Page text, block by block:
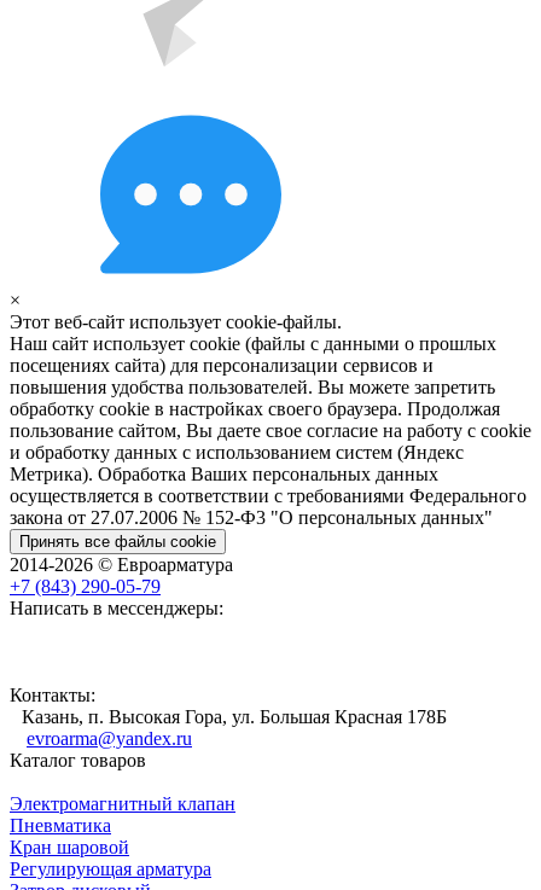
×
Этот веб-сайт использует cookie-файлы.
Наш сайт использует cookie (файлы с данными о прошлых
посещениях сайта) для персонализации сервисов и
повышения удобства пользователей. Вы можете запретить
обработку cookie в настройках своего браузера. Продолжая
пользование сайтом, Вы даете свое согласие на работу с cookie
и обработку данных с использованием систем (Яндекс
Метрика). Обработка Ваших персональных данных
осуществляется в соответствии с требованиями Федерального
закона от 27.07.2006 № 152-Ф3 "О персональных данных"
Принять все файлы cookie
2014-2026 © Евроарматура
+7 (843) 290-05-79
Написать в мессенджеры:
Контакты:
Казань, п. Высокая Гора, ул. Большая Красная 178Б
evroarma@yandex.ru
Каталог товаров
Электромагнитный клапан
Пневматика
Кран шаровой
Регулирующая арматура